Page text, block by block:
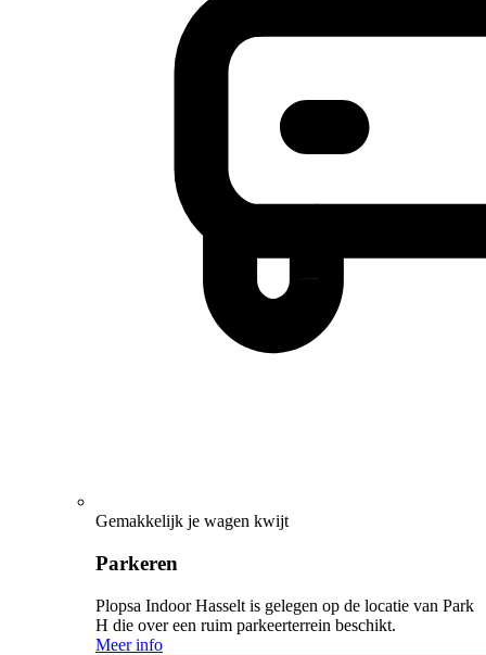
Gemakkelijk je wagen kwijt
Parkeren
Plopsa Indoor Hasselt is gelegen op de locatie van Park
H die over een ruim parkeerterrein beschikt.
Meer info